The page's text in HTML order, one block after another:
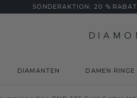
SONDERAKTION: 20 %
DIAMANTEN DAMEN RINGE